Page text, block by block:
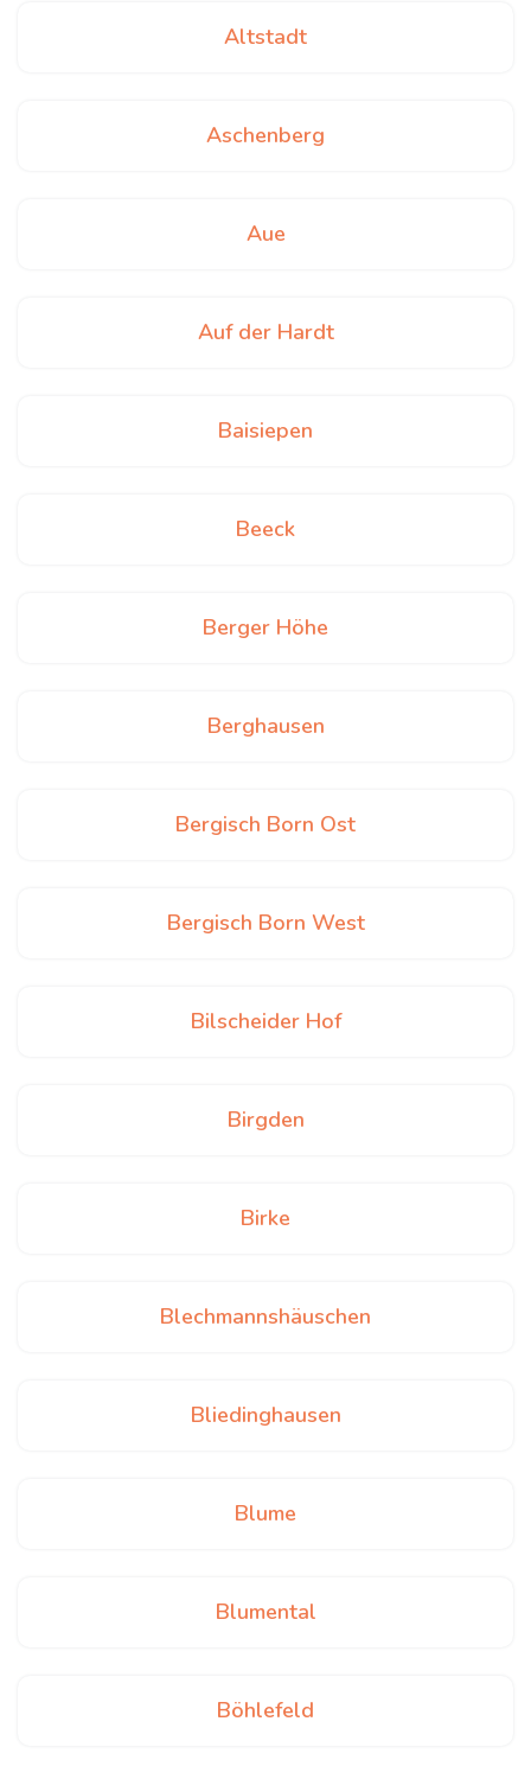
Altstadt
Aschenberg
Aue
Auf der Hardt
Baisiepen
Beeck
Berger Höhe
Berghausen
Bergisch Born Ost
Bergisch Born West
Bilscheider Hof
Birgden
Birke
Blechmannshäuschen
Bliedinghausen
Blume
Blumental
Böhlefeld